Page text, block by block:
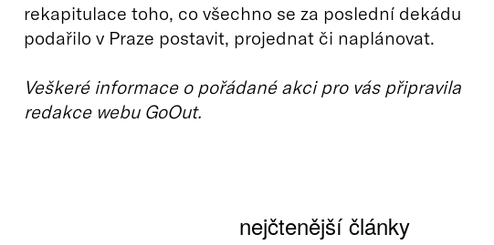
rekapitulace toho, co všechno se za poslední dekádu
podařilo v Praze postavit, projednat či naplánovat.
Veškeré informace o pořádané akci pro vás připravila
redakce webu GoOut.
nejčtenější články